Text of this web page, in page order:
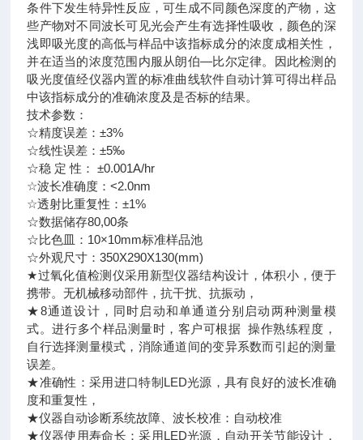
条件下发生特异性反应，可生成不同颜色深度的产物，这
些产物对不同波长可见光会产生有选择性吸收，颜色的深
浅即吸光度的高低与样品中该指标成分的浓度成相关性，
并在适当的浓度范围内服从朗伯—比尔定律。因此检测的
吸光度值经仪器内置的标准曲线软件自动计算可得出样品
中该指标成分的准确浓度及是否标的结果。
技术参数：
☆精度误差：±3%
☆线性误差：±5‰
☆稳 定 性： ±0.001A/hr
☆波长准确度：<2.0nm
☆透射比重复性：±1%
☆数据储存80,00条
☆比色皿：10×10mm标准样品池
☆外观尺寸：350X290X130(mm)
★过氧化值检测仪采用新型仪器结构设计，体积小，便于
携带。无机械移动部件，抗干扰、抗振动，
★8通道设计，同时启动和单通道分别启动两种测量模
式。进行多个样品测量时，客户可根据 操作熟练程度，
自行选择测量模式，消除通道间的变异系数而引起的测量
误差。
★准确性：采用进口特制LED光源，具有良好的波长准确
度和重复性，
★仪器自动诊断系统故障、波长校准：自动校准
★仪器使用寿命长：采用LED光源，自动开关节能设计，